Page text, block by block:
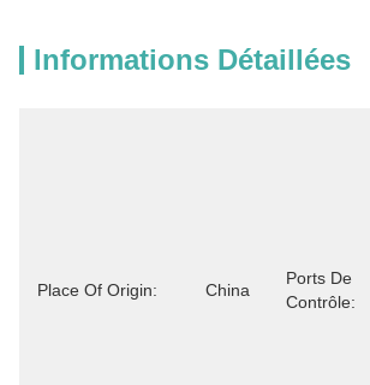
Informations Détaillées
Place Of Origin: China
Ports De
Contrôle: